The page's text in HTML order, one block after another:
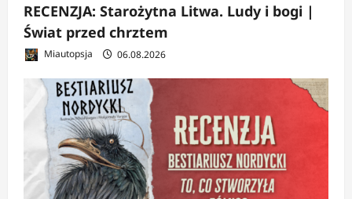
RECENZJA: Starożytna Litwa. Ludy i bogi |
Świat przed chrztem
Miautopsja 06.08.2026